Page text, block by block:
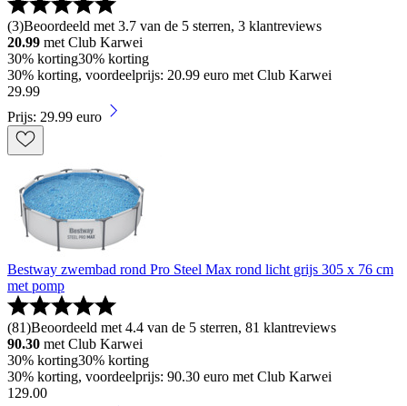
(3)Beoordeeld met 3.7 van de 5 sterren, 3 klantreviews
20.99 met Club Karwei
30% korting30% korting
30% korting, voordeelprijs: 20.99 euro met Club Karwei
29.99
Prijs: 29.99 euro
Bestway zwembad rond Pro Steel Max rond licht grijs 305 x 76 cm
met pomp
(81)Beoordeeld met 4.4 van de 5 sterren, 81 klantreviews
90.30 met Club Karwei
30% korting30% korting
30% korting, voordeelprijs: 90.30 euro met Club Karwei
129.00